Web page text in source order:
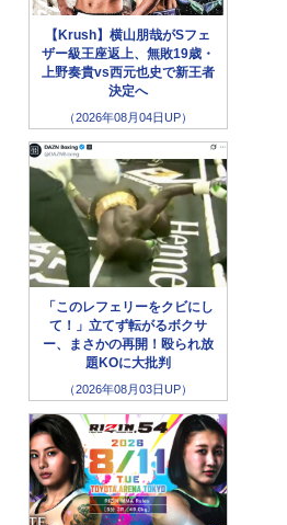
【Krush】横山朋哉がSフェ
ザー級王座返上、無敗19歳・
上野奏貴vs西元也史で新王者
決定へ
（2026年08月04日UP）
「このレフェリーをクビにし
て！」立てず転がるボクサ
ー、まさかの再開！殴られ放
題KOに大批判
（2026年08月03日UP）